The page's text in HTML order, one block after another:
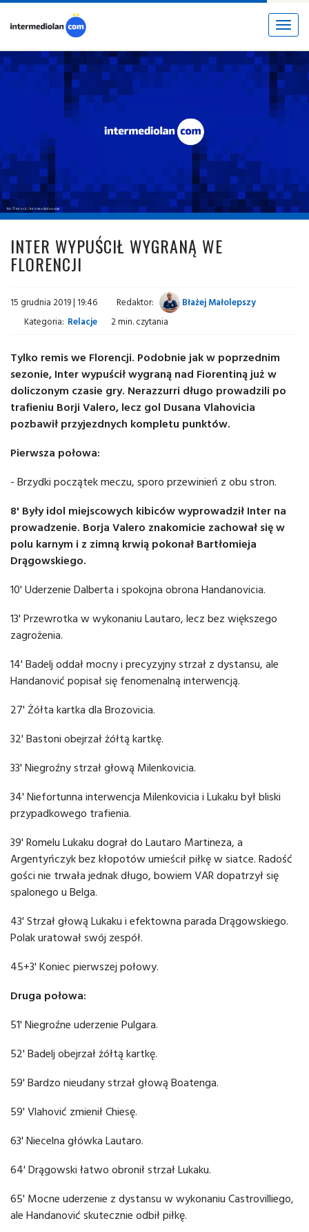
Toggle
fot. © inter.it / intermediolan.com
INTER WYPUŚCIŁ WYGRANĄ WE
FLORENCJI
15 grudnia 2019 | 19:46 Redaktor:
Błażej Małolepszy
Kategoria: Relacje 2 min. czytania
Tylko remis we Florencji. Podobnie jak w poprzednim
sezonie, Inter wypuścił wygraną nad Fiorentiną już w
doliczonym czasie gry. Nerazzurri długo prowadzili po
trafieniu Borji Valero, lecz gol Dusana Vlahovicia
pozbawił przyjezdnych kompletu punktów.
Pierwsza połowa:
- Brzydki początek meczu, sporo przewinień z obu stron.
8' Były idol miejscowych kibiców wyprowadził Inter na
prowadzenie. Borja Valero znakomicie zachował się w
polu karnym i z zimną krwią pokonał Bartłomieja
Drągowskiego.
10' Uderzenie Dalberta i spokojna obrona Handanovicia.
13' Przewrotka w wykonaniu Lautaro, lecz bez większego
zagrożenia.
14' Badelj oddał mocny i precyzyjny strzał z dystansu, ale
Handanović popisał się fenomenalną interwencją.
27' Żółta kartka dla Brozovicia.
32' Bastoni obejrzał żółtą kartkę.
33' Niegroźny strzał głową Milenkovicia.
34' Niefortunna interwencja Milenkovicia i Lukaku był bliski
przypadkowego trafienia.
39' Romelu Lukaku dograł do Lautaro Martineza, a
Argentyńczyk bez kłopotów umieścił piłkę w siatce. Radość
gości nie trwała jednak długo, bowiem VAR dopatrzył się
spalonego u Belga.
43' Strzał głową Lukaku i efektowna parada Drągowskiego.
Polak uratował swój zespół.
45+3' Koniec pierwszej połowy.
Druga połowa:
51' Niegroźne uderzenie Pulgara.
52' Badelj obejrzał żółtą kartkę.
59' Bardzo nieudany strzał głową Boatenga.
59' Vlahović zmienił Chiesę.
63' Niecelna główka Lautaro.
64' Drągowski łatwo obronił strzał Lukaku.
65' Mocne uderzenie z dystansu w wykonaniu Castrovilliego,
ale Handanović skutecznie odbił piłkę.